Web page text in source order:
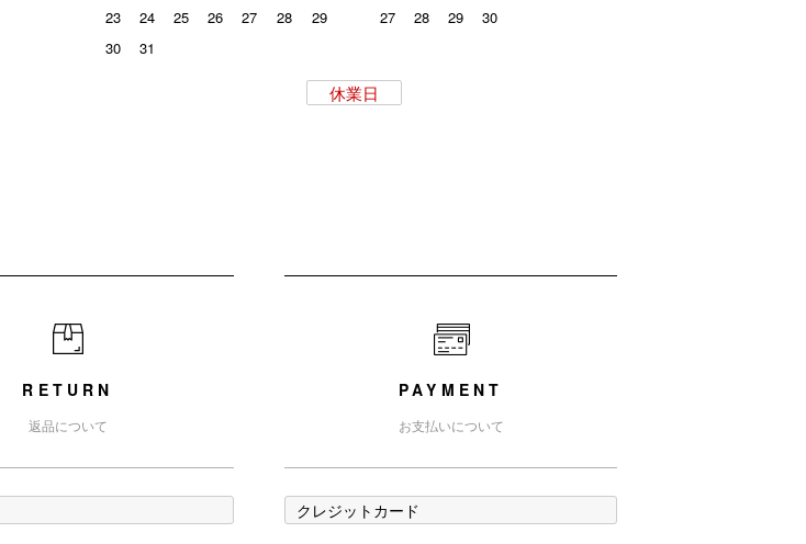
23
24 25 26 27 28
29
30
31
27
28 29 30
休業日
RETURN
返品について
PAYMENT
お支払いについて
クレジットカード